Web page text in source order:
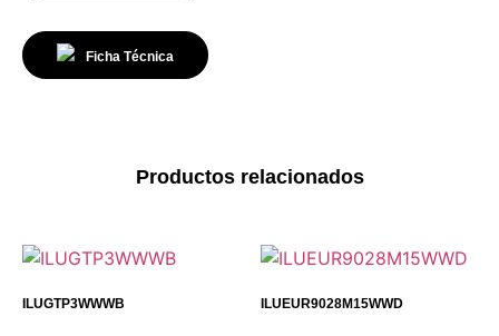
Ficha Técnica
Productos relacionados
ILUGTP3WWWB ILUEUR9028M15WWD